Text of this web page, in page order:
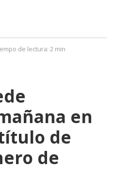
de lectura: 2 min
en
de
de